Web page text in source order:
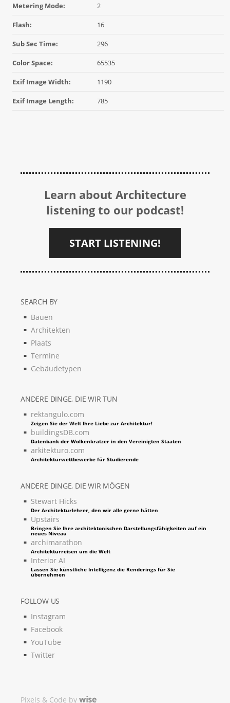
Metering Mode: 2
Flash: 16
Sub Sec Time: 296
Color Space: 65535
Exif Image Width: 1190
Exif Image Length: 785
Learn about Architecture
listening to our podcast!
START LISTENING!
SEARCH BY
Bauen
Architekten
Plaats
Termine
Gebäudetypen
ANDERE DINGE, DIE WIR TUN
rektangulo.com
Zeigen Sie der Welt Ihre Liebe zur Architektur!
buildingsDB.com
Datenbank der Wolkenkratzer in den Vereinigten Staaten
arkitekturo.com
Architekturwettbewerbe für Studierende
ANDERE DINGE, DIE WIR MÖGEN
Stewart Hicks
Der Architekturlehrer, den wir alle gerne hätten
Upstairs
Bringen Sie Ihre architektonischen Darstellungsfähigkeiten auf ein
neues Niveau
archimarathon
Architekturreisen um die Welt
Interior AI
Lassen Sie künstliche Intelligenz die Renderings für Sie
übernehmen
FOLLOW US
Instagram
Facebook
YouTube
Twitter
Pixels & Code by